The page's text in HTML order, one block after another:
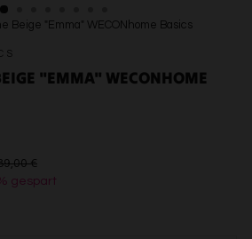
Beige "Emma" WECONhome Basics
"EMMA" WECONHOME
€€189,00
gespart